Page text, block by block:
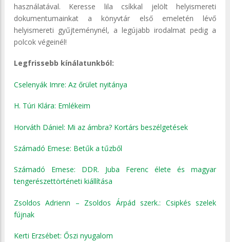
használatával. Keresse lila csíkkal jelölt helyismereti
dokumentumainkat a könyvtár első emeletén lévő
helyismereti gyűjteménynél, a legújabb irodalmat pedig a
polcok végeinél!
Legfrissebb kínálatunkból:
Cselenyák Imre: Az őrület nyitánya
H. Túri Klára: Emlékeim
Horváth Dániel: Mi az ámbra? Kortárs beszélgetések
Számadó Emese: Betűk a tűzből
Számadó Emese: DDR. Juba Ferenc élete és magyar
tengerészettörténeti kiállítása
Zsoldos Adrienn – Zsoldos Árpád szerk.: Csipkés szelek
fújnak
Kerti Erzsébet: Őszi nyugalom